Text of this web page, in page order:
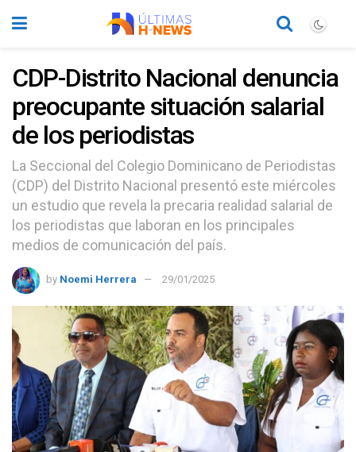
CDP-Distrito Nacional denuncia
preocupante situación salarial
de los periodistas
La Seccional del Colegio Dominicano de Periodistas
(CDP) del Distrito Nacional presentó este miércoles
un estudio que revela la precaria realidad salarial de
los periodistas que laboran en los principales
medios de comunicación del país.
by Noemi Herrera 29/01/2025